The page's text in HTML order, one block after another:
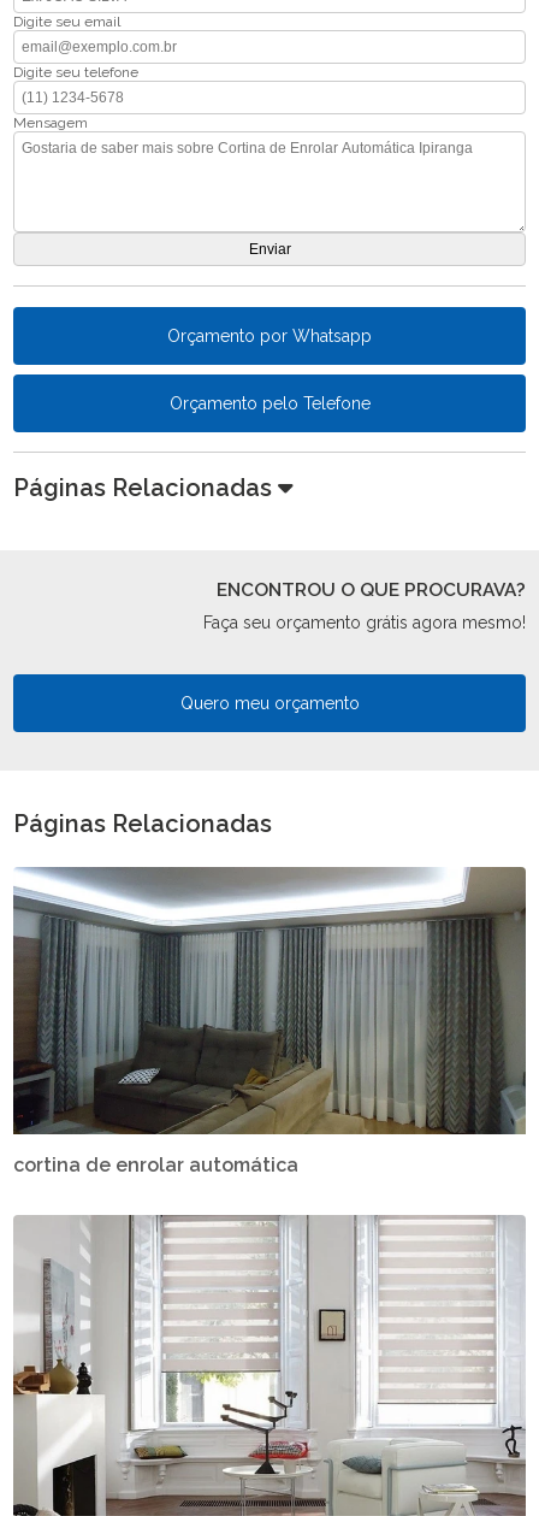
Digite seu email
Digite seu telefone
Mensagem
Orçamento por Whatsapp
Orçamento pelo Telefone
Páginas Relacionadas
ENCONTROU O QUE PROCURAVA?
Faça seu orçamento grátis agora mesmo!
Quero meu orçamento
Páginas Relacionadas
cortina de enrolar automática